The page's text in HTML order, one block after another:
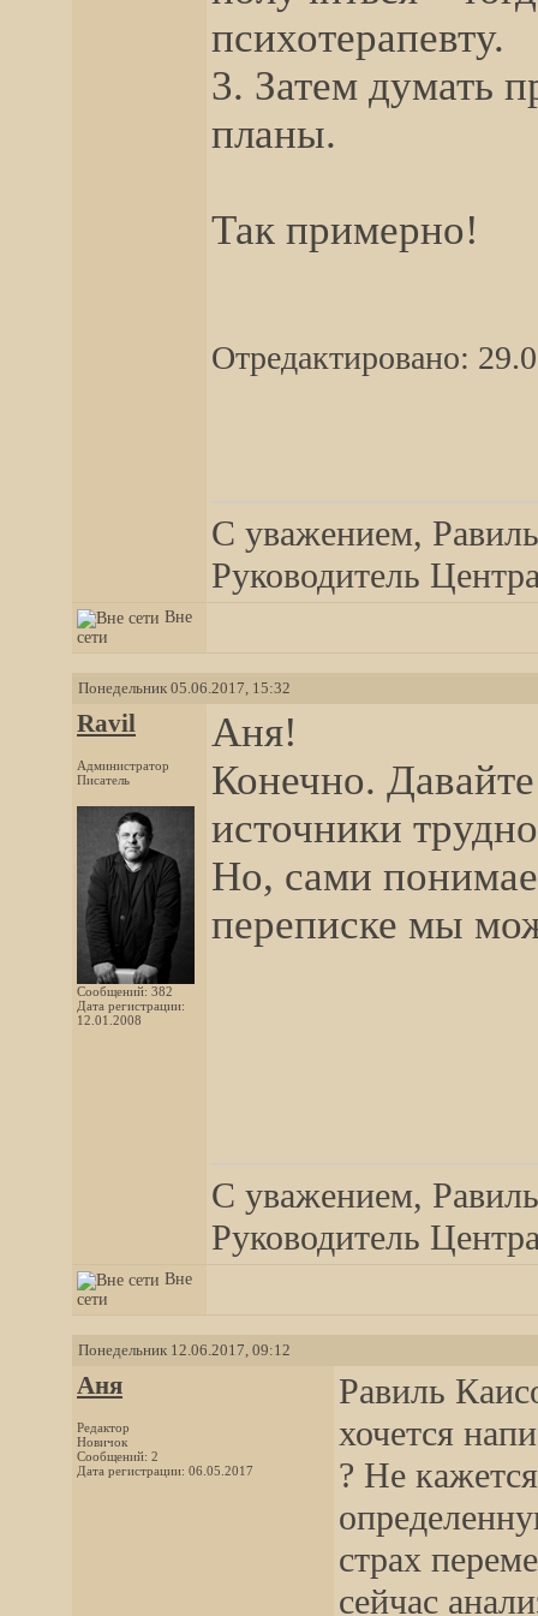
психотерапевту.
3. Затем думать
планы.
Так примерно!
Отредактировано:
С уважением,
Руководитель
Вне
сети
Понедельник 05.06.2017, 15:32
Ravil
Администратор
Писатель
Сообщений: 382
Дата регистрации:
12.01.2008
Аня!
Конечно.
источники
Но, сами
переписке мы
С уважением,
Руководитель
Вне
сети
Понедельник 12.06.2017, 09:12
Аня
Редактор
Новичок
Сообщений: 2
Дата регистрации: 06.05.2017
Равиль
хочется
? Не
страх
сейчас